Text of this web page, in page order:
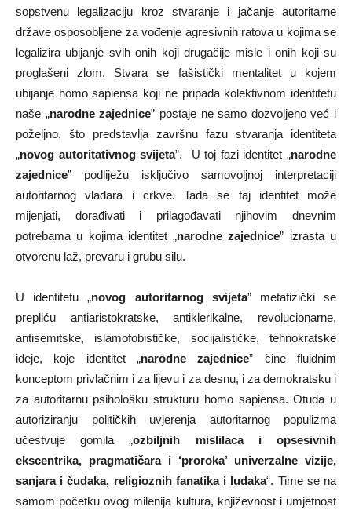
sopstvenu legalizaciju kroz stvaranje i jačanje autoritarne
države osposobljene za vođenje agresivnih ratova u kojima se
legalizira ubijanje svih onih koji drugačije misle i onih koji su
proglašeni zlom. Stvara se fašistički mentalitet u kojem
ubijanje homo sapiensa koji ne pripada kolektivnom identitetu
naše „narodne zajednice” postaje ne samo dozvoljeno već i
poželjno, što predstavlja završnu fazu stvaranja identiteta
„novog autoritativnog svijeta”. U toj fazi identitet „narodne
zajednice” podliježu isključivo samovoljnoj interpretaciji
autoritarnog vladara i crkve. Tada se taj identitet može
mijenjati, dorađivati i prilagođavati njihovim dnevnim
potrebama u kojima identitet „narodne zajednice” izrasta u
otvorenu laž, prevaru i grubu silu.
U identitetu „novog autoritarnog svijeta” metafizički se
prepliću antiaristokratske, antiklerikalne, revolucionarne,
antisemitske, islamofobističke, socijalističke, tehnokratske
ideje, koje identitet „narodne zajednice” čine fluidnim
konceptom privlačnim i za lijevu i za desnu, i za demokratsku i
za autoritarnu psihološku strukturu homo sapiensa. Otuda u
autoriziranju političkih uvjerenja autoritarnog populizma
učestvuje gomila „ozbiljnih mislilaca i opsesivnih
ekscentrika, pragmatičara i ‘proroka’ univerzalne vizije,
sanjara i čudaka, religioznih fanatika i ludaka“. Time se na
samom početku ovog milenija kultura, književnost i umjetnost